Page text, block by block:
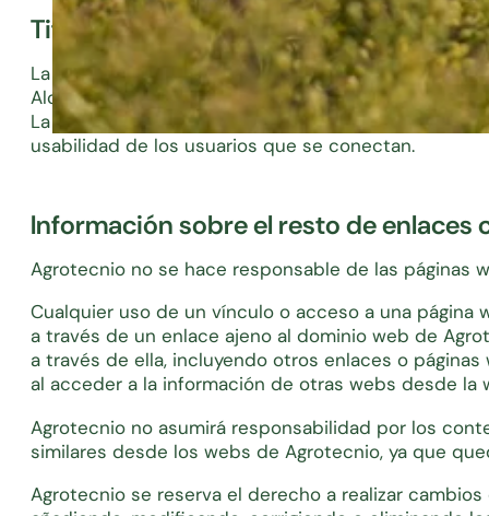
Titularidad del dominio web y finalidad
La empresa titular del dominio webhttps://
Alcalde Rovira Roure 191, 25198 Lleida (España),
La finalidad del dominio web de Agrotecnio es dar
usabilidad de los usuarios que se conectan.
Información sobre el resto de
Agrotecnio no se hace responsable de las
Cualquier uso de un vínculo o acceso a una
a través de un enlace ajeno al dominio web de
a través de ella, incluyendo otros enlaces o
al acceder a la información de otras webs desde la
Agrotecnio no asumirá responsabilidad por los
similares desde los webs de Agrotecnio, ya que
Agrotecnio se reserva el derecho a realizar